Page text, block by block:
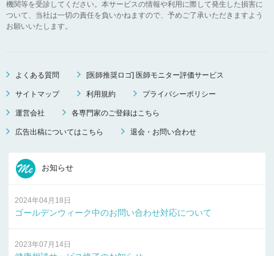
機関等を受診してください。本サービスの情報や利用に際して発生した損害に
ついて、当社は一切の責任を負いかねますので、予めご了承いただきますよう
お願いいたします。
よくある質問 [医師推奨ロゴ] 医師モニター評価サービス
サイトマップ 利用規約 プライバシーポリシー
運営会社 各専門家のご登録はこちら
広告出稿についてはこちら 退会・お問い合わせ
お知らせ
2024年04月18日
ゴールデンウィーク中のお問い合わせ対応について
2023年07月14日